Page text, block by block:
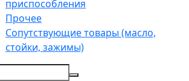
приспособления
Прочее
Сопутствующие товары (масло,
стойки, зажимы)